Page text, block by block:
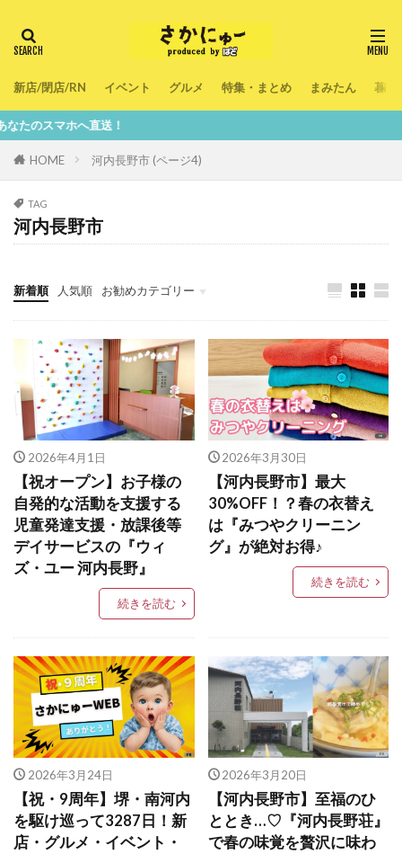
新店/閉店/RN イベント グルメ 特集・まとめ まみたん 暮ら
へ直送！
HOME 河内長野市 (ページ4)
TAG
河内長野市
新着順 人気順 お勧めカテゴリー
新店/閉店/RN
2026年4月1日
【祝オープン】お子様の
自発的な活動を支援する
児童発達支援・放課後等
デイサービスの『ウィ
ズ・ユー 河内長野』
続きを読む
2026年3月30日
【河内長野市】最大
30%OFF！？春の衣替え
は『みつやクリーニン
グ』が絶対お得♪
続きを読む
2026年3月24日
【祝・9周年】堺・南河内
を駆け巡って3287日！新
店・グルメ・イベント・
2026年3月20日
【河内長野市】至福のひ
ととき…♡『河内長野荘』
で春の味覚を贅沢に味わ